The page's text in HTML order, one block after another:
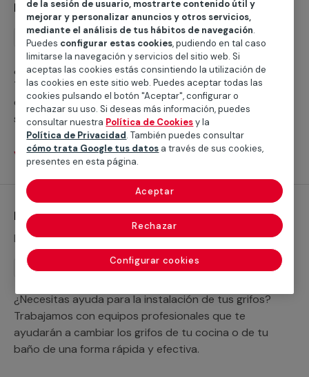
Instalación de ducha
Instalación
¿Buscas ayuda para instalar un plato de ducha?
Trabajamos con servicios cualificados profesionales
que te ayudarán a cubrir cualquier necesidad para
sustituir tu bañera por un plato de ducha o realizar la
nueva instalación de un plato de ducha.
Ver servicios
Instalación de grifería
Desde 42,71 €
Instalación
¿Necesitas ayuda para la instalación de tus grifos?
Trabajamos con equipos profesionales que te
ayudarán a cambiar los grifos de tu cocina o de tu
baño de una forma rápida y efectiva.
de la sesión de usuario, mostrarte contenido útil y
mejorar y personalizar anuncios y otros servicios,
mediante el análisis de tus hábitos de navegación.
Puedes configurar estas cookies, pudiendo en tal caso
limitarse la navegación y servicios del sitio web. Si
aceptas las cookies estás consintiendo la utilización de
las cookies en este sitio web. Puedes aceptar todas las
cookies pulsando el botón "Aceptar", configurar o
rechazar su uso. Si deseas más información, puedes
consultar nuestra Política de Cookiesy la
Política de Privacidad. También puedes consultar
cómo trata Google tus datos a través de sus cookies,
presentes en esta página.
Configurar cookies
Rechazar
Aceptar